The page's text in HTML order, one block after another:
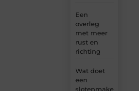
Een
overleg
met meer
rust en
richting
Wat doet
een
slotenmaker